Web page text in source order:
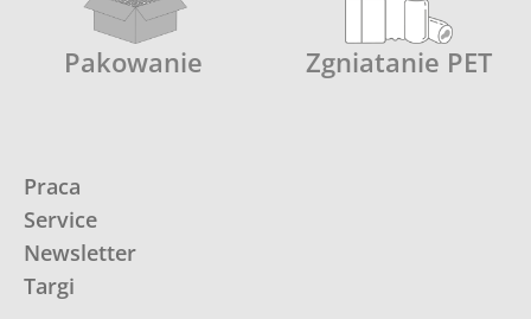
Pakowanie Zgniatanie PET
Praca
Service
Newsletter
Targi